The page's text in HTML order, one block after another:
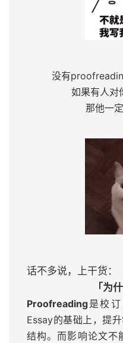
没有
如果有人对
那他一
话不多说，上干货：
「 为
Proofreading是校
Essay的基础上，提
结构。而影响论文不